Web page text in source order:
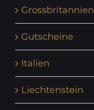
Grossbritannien
Gutscheine
Italien
Liechtenstein